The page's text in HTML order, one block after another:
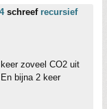
schreef recursief
zoveel CO2 uit
bijna 2 keer